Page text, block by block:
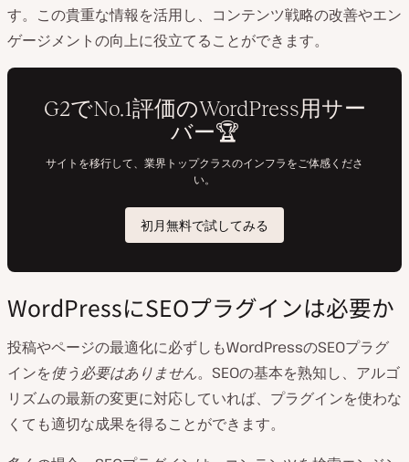
す。この貴重な情報を活用し、コンテンツ戦略の改善やエン
ゲージメントの向上に役立てることができます。
WordPressにSEOプラグインは必要か
投稿やページの最適化に必ずしもWordPressのSEOプラグ
インを使う必要はありません。SEOの基本を熟知し、アルゴ
リズムの最新の変更に対応していれば、プラグインを使わな
くても適切な成果を得ることができます。